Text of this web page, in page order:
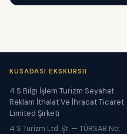
KUSADASI EKSKURSII
4 S Bilgi İşlem Turizm Seyahat
Reklam İthalat Ve İhracat Ticaret
Limited Şirketi
4 S Turizm Ltd. Şt. — TÜRSAB No: